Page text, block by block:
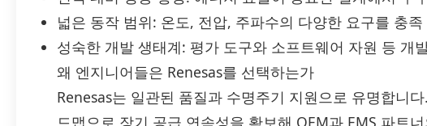
넓은 동작 범위: 온도, 전압, 주파수의 다양한 요구를 충족
성숙한 개발 생태계: 평가 도구와 소프트웨어 자원 등 개
왜 엔지니어들은 Renesas를 선택하는가
Renesas는 일관된 품질과 수명주기 지원으로 유명합니
드맵으로 장기 공급 연속성을 확보해 OEM과 EMS 파트